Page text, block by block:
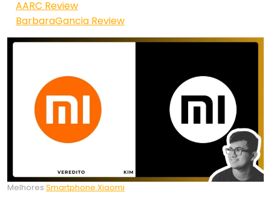
AARC Review
BarbaraGancia Review
Melhores Smartphone Xiaomi